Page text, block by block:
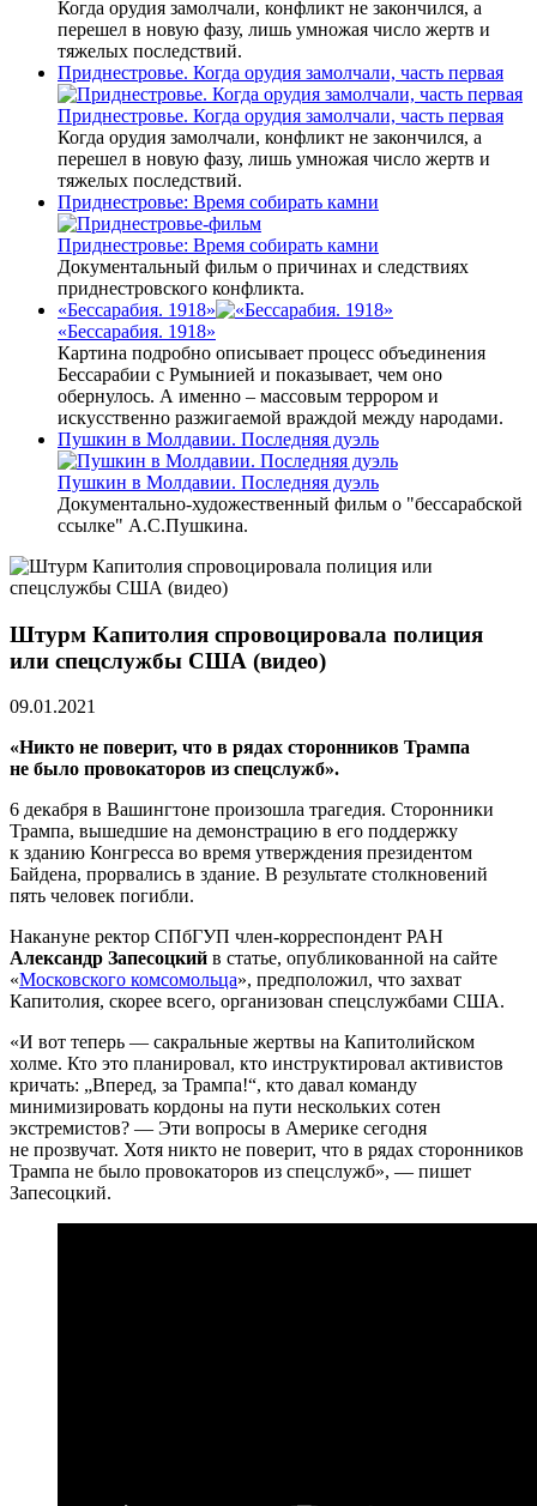
Когда орудия замолчали, конфликт не закончился, а
перешел в новую фазу, лишь умножая число жертв и
тяжелых последствий.
Приднестровье. Когда орудия замолчали, часть первая
Приднестровье. Когда орудия замолчали, часть первая
Когда орудия замолчали, конфликт не закончился, а
перешел в новую фазу, лишь умножая число жертв и
тяжелых последствий.
Приднестровье: Время собирать камни
Приднестровье: Время собирать камни
Документальный фильм о причинах и следствиях
приднестровского конфликта.
«Бессарабия. 1918»
«Бессарабия. 1918»
Картина подробно описывает процесс объединения
Бессарабии с Румынией и показывает, чем оно
обернулось. А именно – массовым террором и
искусственно разжигаемой враждой между народами.
Пушкин в Молдавии. Последняя дуэль
Пушкин в Молдавии. Последняя дуэль
Документально-художественный фильм о "бессарабской
ссылке" А.С.Пушкина.
Штурм Капитолия спровоцировала полиция
или спецслужбы США (видео)
09.01.2021
«Никто не поверит, что в рядах сторонников Трампа
не было провокаторов из спецслужб».
6 декабря в Вашингтоне произошла трагедия. Сторонники
Трампа, вышедшие на демонстрацию в его поддержку
к зданию Конгресса во время утверждения президентом
Байдена, прорвались в здание. В результате столкновений
пять человек погибли.
Накануне ректор СПбГУП член-корреспондент РАН
Александр Запесоцкий в статье, опубликованной на сайте
«Московского комсомольца», предположил, что захват
Капитолия, скорее всего, организован спецслужбами США.
«И вот теперь — сакральные жертвы на Капитолийском
холме. Кто это планировал, кто инструктировал активистов
кричать: „Вперед, за Трампа!“, кто давал команду
минимизировать кордоны на пути нескольких сотен
экстремистов? — Эти вопросы в Америке сегодня
не прозвучат. Хотя никто не поверит, что в рядах сторонников
Трампа не было провокаторов из спецслужб», — пишет
Запесоцкий.